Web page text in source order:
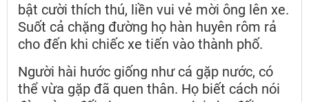
bật cười thích thú, liền vui vẻ mời ông lên xe.
Suốt cả chặng đường họ hàn huyên rôm rả
cho đến khi chiếc xe tiến vào thành phố.
Người hài hước giống như cá gặp nước, có
thể vừa gặp đã quen thân. Họ biết cách nói